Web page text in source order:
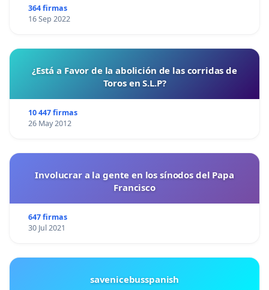
364 firmas
16 Sep 2022
¿Está a Favor de la abolición de las corridas de
Toros en S.L.P?
10 447 firmas
26 May 2012
Involucrar a la gente en los sínodos del Papa
Francisco
647 firmas
30 Jul 2021
savenicebusspanish